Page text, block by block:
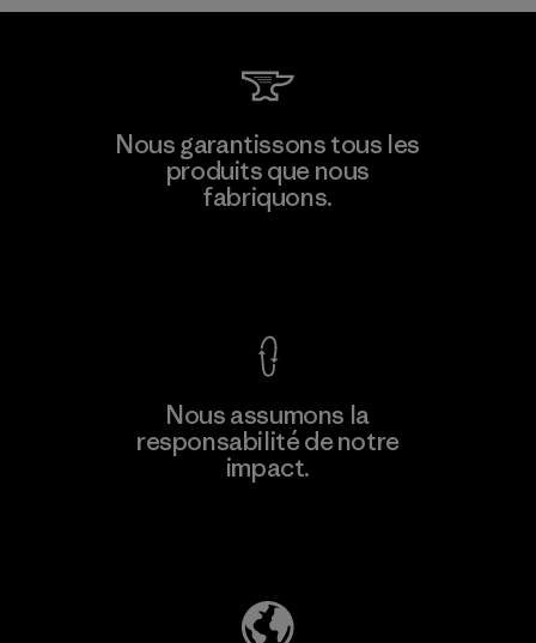
W.L. Gore & Associates, Inc.
Material-supplier
Nous garantissons tous les
produits que nous
fabriquons.
Nous assumons la
responsabilité de notre
impact.